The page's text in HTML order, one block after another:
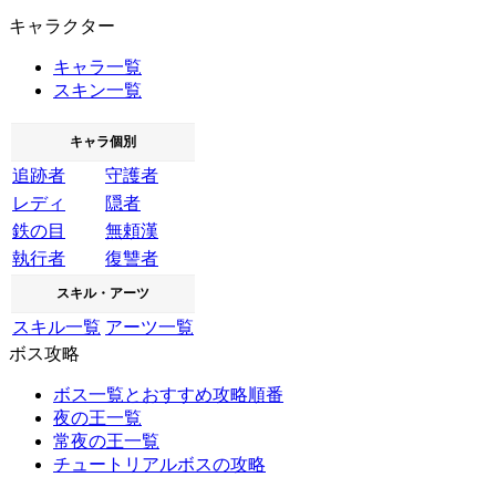
キャラクター
キャラ一覧
スキン一覧
キャラ個別
追跡者
守護者
レディ
隠者
鉄の目
無頼漢
執行者
復讐者
スキル・アーツ
スキル一覧 アーツ一覧
ボス攻略
ボス一覧とおすすめ攻略順番
夜の王一覧
常夜の王一覧
チュートリアルボスの攻略